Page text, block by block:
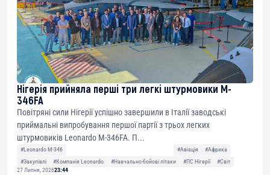
Нігерія прийняла перші три легкі штурмовики M-
346FA
Повітряні сили Нігерії успішно завершили в Італії заводські
приймальні випробування першої партії з трьох легких
штурмовиків Leonardo M-346FA. П...
#Leonardo M-346 #Авіація
#Африка
#Закупівлі
#Компанія Leonardo #Навчально-бойові літаки #ПС Нігерії
#Світ
27 Липня, 202623:44